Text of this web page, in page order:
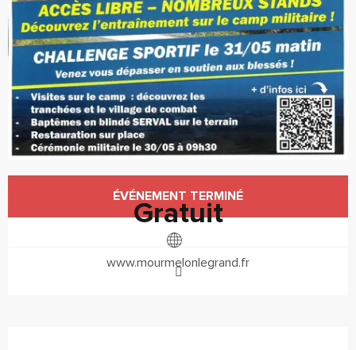
Ouverture et coordonnées
ÉVÉNEMENT TERMINÉ
Gratuit
www.mourmelonlegrand.fr